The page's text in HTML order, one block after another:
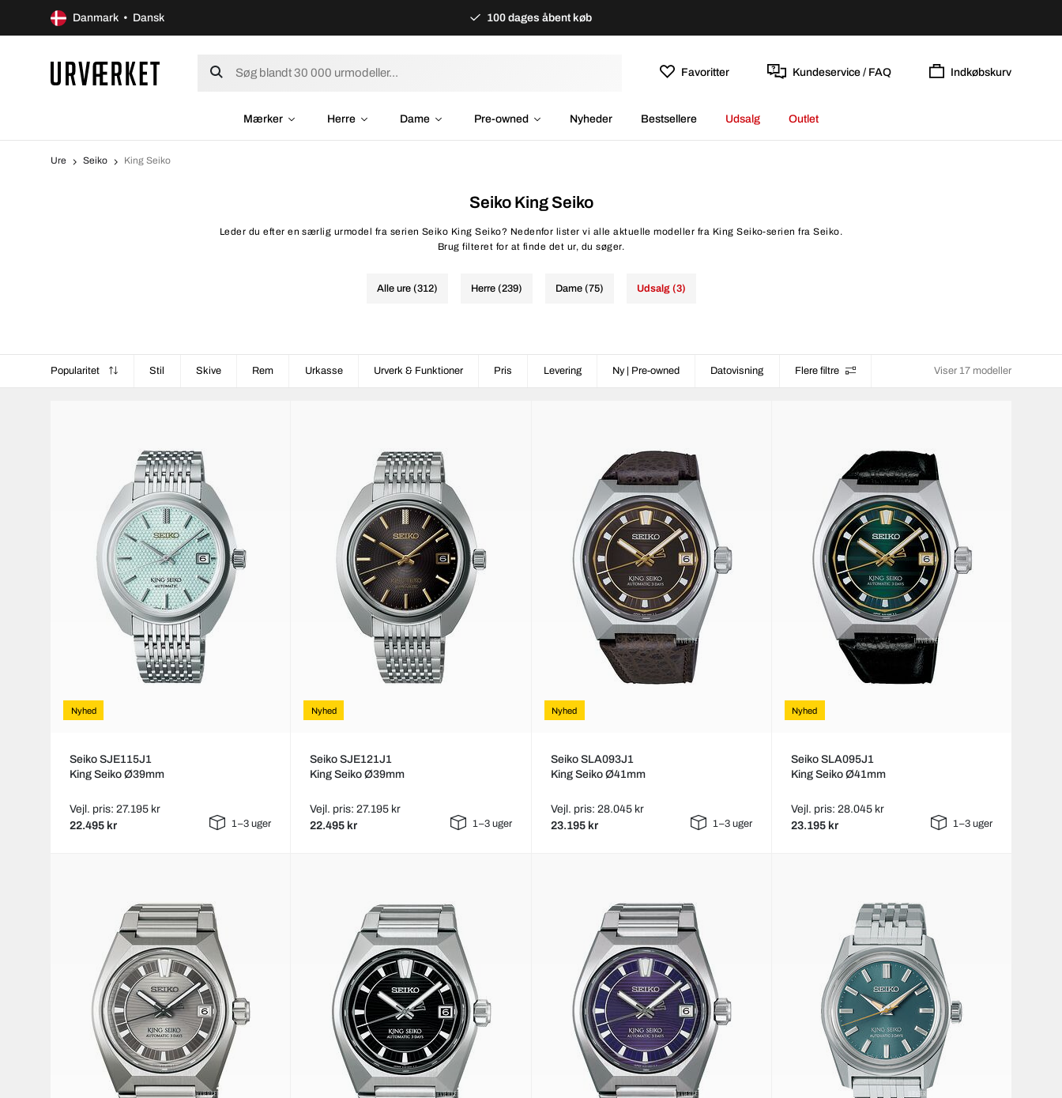
Danmark • Dansk 100 dages åbent køb
Favoritter Kundeservice / FAQ Indkøbskurv
Mærker Herre Dame Pre-owned Nyheder Bestsellere Udsalg Outlet
Ure Seiko King Seiko
Seiko King Seiko
Leder du efter en særlig urmodel fra serien Seiko King Seiko? Nedenfor lister vi alle aktuelle modeller fra King Seiko-serien fra Seiko.
Brug filteret for at finde det ur, du søger.
Alle ure (312) Herre (239) Dame (75) Udsalg (3)
Popularitet Stil Skive Rem Urkasse Urverk & Funktioner Pris Levering Ny | Pre-owned Datovisning Flere filtre Viser 17 modeller
Nyhed
Seiko SJE115J1
King Seiko Ø39mm
Vejl. pris: 27.195 kr
22.495 kr 1–3 uger
Nyhed
Seiko SJE121J1
King Seiko Ø39mm
Vejl. pris: 27.195 kr
22.495 kr 1–3 uger
Nyhed
Seiko SLA093J1
King Seiko Ø41mm
Vejl. pris: 28.045 kr
23.195 kr 1–3 uger
Nyhed
Seiko SLA095J1
King Seiko Ø41mm
Vejl. pris: 28.045 kr
23.195 kr 1–3 uger